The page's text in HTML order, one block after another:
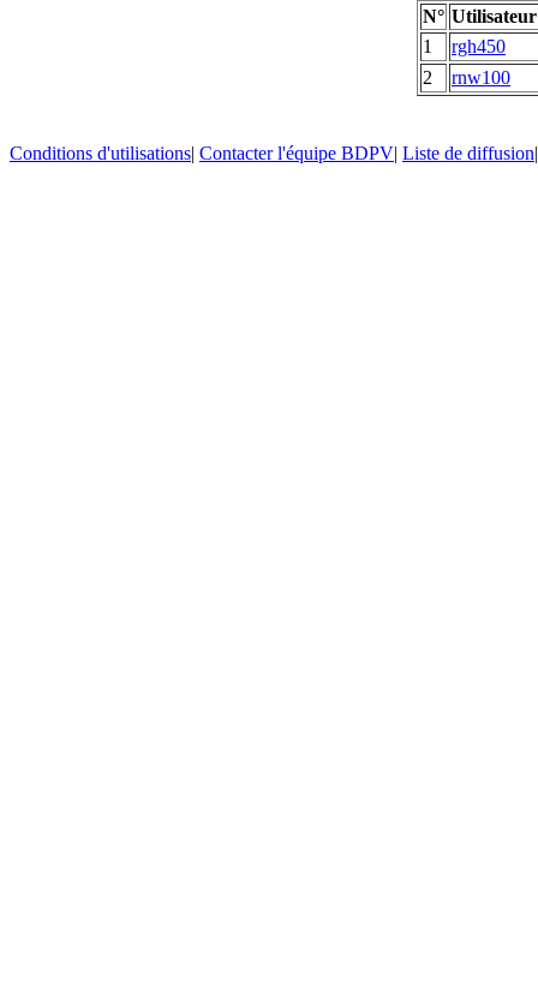
N° Utilisateur
1
rgh450
2
rnw100
Conditions d'utilisations| Contacter l'équipe BDPV| Liste de diffusion